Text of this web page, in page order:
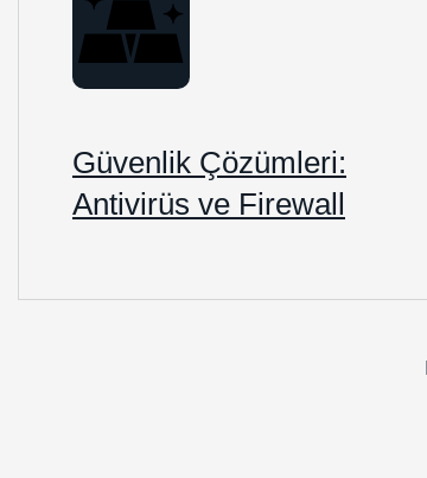
Güvenlik Çözümleri:
Antivirüs ve Firewall